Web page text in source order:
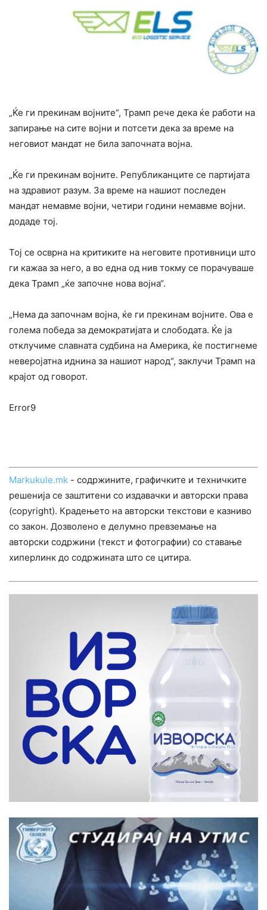
„Ќе ги прекинам војните“, Трамп рече дека ќе работи на
запирање на сите војни и потсети дека за време на
неговиот мандат не била започната војна.
„Ќе ги прекинам војните. Републиканците се партијата
на здравиот разум. За време на нашиот последен
мандат немавме војни, четири години немавме војни.
додаде тој.
Тој се осврна на критиките на неговите противници што
ги кажаа за него, а во една од нив токму се порачуваше
дека Трамп „ќе започне нова војна“.
„Нема да започнам војна, ќе ги прекинам војните. Ова е
голема победа за демократијата и слободата. Ќе ја
отклучиме славната судбина на Америка, ќе постигнеме
неверојатна иднина за нашиот народ“, заклучи Трамп на
крајот од говорот.
Error9
Markukule.mk - содржините, графичките и техничките
решенија се заштитени со издавачки и авторски права
(copyright). Крадењето на авторски текстови е казниво
со закон. Дозволено е делумно превземање на
авторски содржини (текст и фотографии) со ставање
хиперлинк до содржината што се цитира.